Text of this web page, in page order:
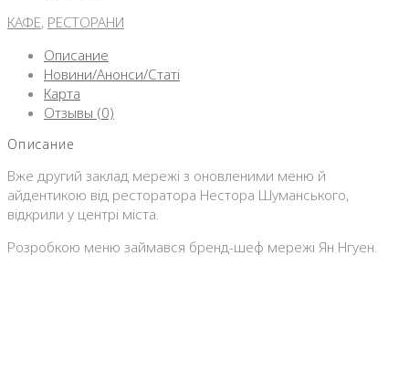
КАФЕ, РЕСТОРАНИ
Описание
Новини/Анонси/Статі
Карта
Отзывы (0)
Описание
Вже другий заклад мережі з оновленими меню й
айдентикою від ресторатора Нестора Шуманського,
відкрили у центрі міста.
Розробкою меню займався бренд-шеф мережі Ян Нгуен.